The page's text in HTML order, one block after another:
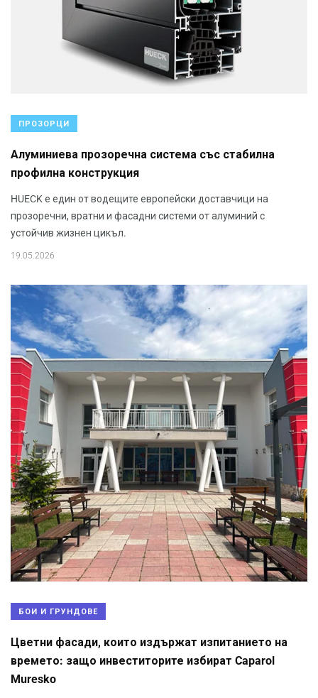
ПРОЗОРЦИ
Алуминиева прозоречна система със стабилна
профилна конструкция
HUECK е един от водещите европейски доставчици на
прозоречни, вратни и фасадни системи от алуминий с
устойчив жизнен цикъл.
19.05.2026
БОИ И ГРУНДОВЕ
Цветни фасади, които издържат изпитанието на
времето: защо инвеститорите избират Caparol
Muresko